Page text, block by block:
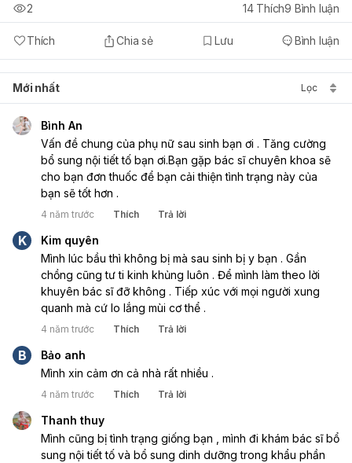
Thích Chia sẻ Lưu Bình luận
2 14 Thích9 Bình luận
Mới nhất Lọc
Bình An
Vấn đề chung của phụ nữ sau sinh bạn ơi . Tăng cường
bổ sung nội tiết tố bạn ơi.Bạn gặp bác sĩ chuyên khoa sẽ
cho bạn đơn thuốc để bạn cải thiện tình trạng này của
bạn sẽ tốt hơn .
4 năm trước Thích Trả lời
K
Kim quyên
Mình lúc bầu thì không bị mà sau sinh bị y bạn . Gần
chồng cũng tư ti kinh khủng luôn . Để mình làm theo lời
khuyên bác sĩ đỡ không . Tiếp xúc với mọi người xung
quanh mà cứ lo lắng mùi cơ thể .
4 năm trước Thích Trả lời
B
Bảo anh
Mình xin cảm ơn cả nhà rất nhiều .
4 năm trước Thích Trả lời
Thanh thuy
Mình cũng bị tình trạng giống bạn , mình đi khám bác sĩ bổ
sung nội tiết tố và bổ sung dinh dưỡng trong khẩu phần